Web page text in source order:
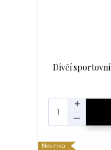
Dívčí sportovní
Novinka